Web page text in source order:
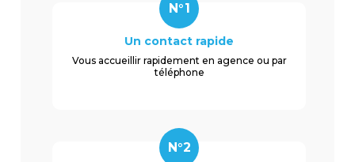
N°1
Un contact rapide
Vous accueillir rapidement en agence ou par
téléphone
N°2